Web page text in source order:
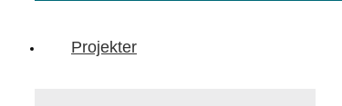
Projekter